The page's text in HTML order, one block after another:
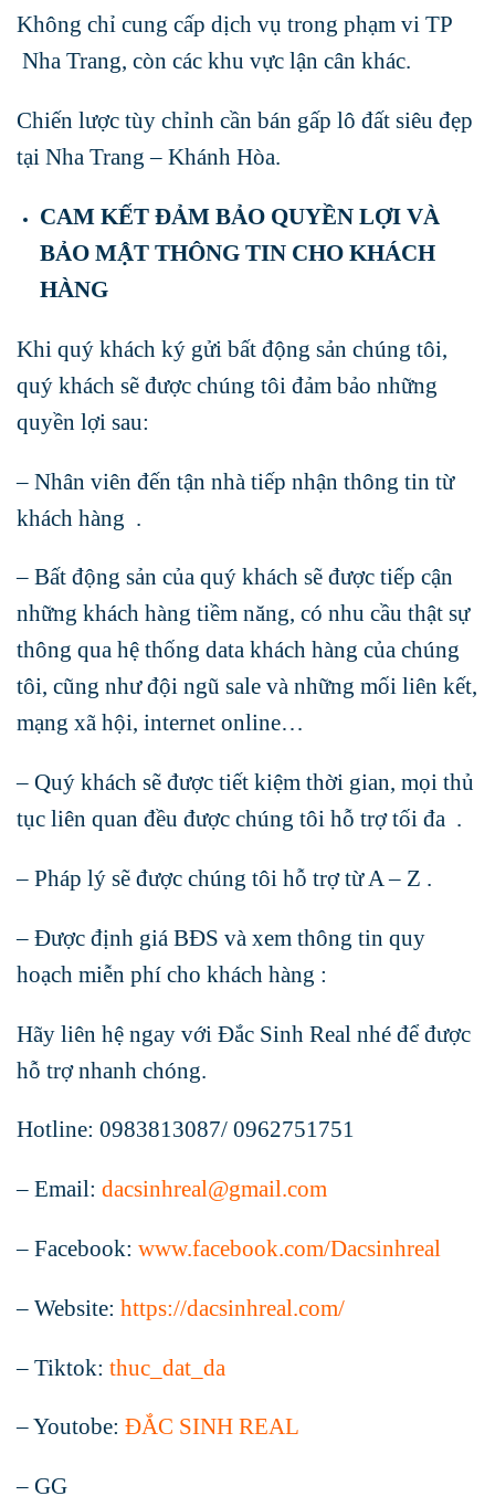
Không chỉ cung cấp dịch vụ trong phạm vi TP
Nha Trang, còn các khu vực lận cân khác.
Chiến lược tùy chỉnh cần bán gấp lô đất siêu đẹp
tại Nha Trang – Khánh Hòa.
CAM KẾT ĐẢM BẢO QUYỀN LỢI VÀ
BẢO MẬT THÔNG TIN CHO KHÁCH
HÀNG
Khi quý khách ký gửi bất động sản chúng tôi,
quý khách sẽ được chúng tôi đảm bảo những
quyền lợi sau:
– Nhân viên đến tận nhà tiếp nhận thông tin từ
khách hàng .
– Bất động sản của quý khách sẽ được tiếp cận
những khách hàng tiềm năng, có nhu cầu thật sự
thông qua hệ thống data khách hàng của chúng
tôi, cũng như đội ngũ sale và những mối liên kết,
mạng xã hội, internet online…
– Quý khách sẽ được tiết kiệm thời gian, mọi thủ
tục liên quan đều được chúng tôi hỗ trợ tối đa .
– Pháp lý sẽ được chúng tôi hỗ trợ từ A – Z .
– Được định giá BĐS và xem thông tin quy
hoạch miễn phí cho khách hàng :
Hãy liên hệ ngay với Đắc Sinh Real nhé để được
hỗ trợ nhanh chóng.
Hotline: 0983813087/ 0962751751
– Email: dacsinhreal@gmail.com
– Facebook: www.facebook.com/Dacsinhreal
– Website: https://dacsinhreal.com/
– Tiktok: thuc_dat_da
– Youtobe: ĐẮC SINH REAL
– GG